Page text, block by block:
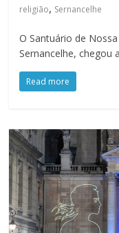
religião, Sernancelhe
O Santuário de
Sernancelhe, chegou
Read more